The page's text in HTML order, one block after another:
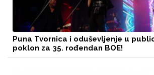
Puna Tvornica i oduševljenje u
poklon za 35. rođendan BOE!